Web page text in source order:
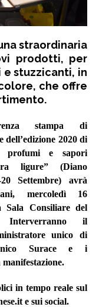
straordinaria
prodotti, per
stuzzicanti, in
che offre
stampa di
dell’edizione 2020 di
profumi e sapori
ligure” (Diano
Settembre) avrà
mercoledì 16
Sala Consiliare del
il
unico di
Suracee i
in tempo reale sul
e sui social.